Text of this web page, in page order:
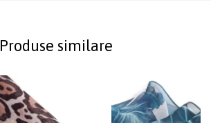
Produse similare